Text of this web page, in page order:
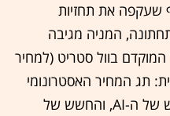
2025, ועל אף שעקפה את תחזיות
המניה מגיבה
כ-8% במסחר המוקדם בוול סטריט (למחיר
תג המחיר האסטרונומי
הנדרש כדי לנצח במרוץ החימוש של ה-AI, והחשש של